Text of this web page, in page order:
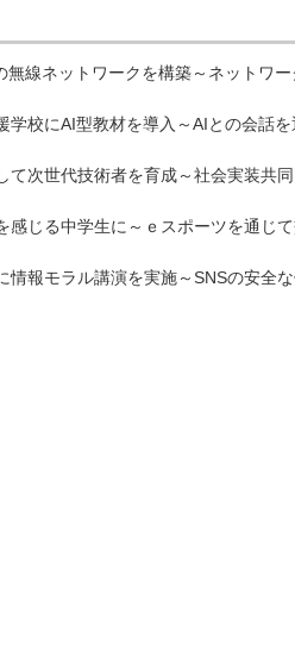
無線ネットワークを構築～ネットワ
学校にAI型教材を導入～AIとの会話
て次世代技術者を育成～社会実装共
感じる中学生に～ｅスポーツを通じ
情報モラル講演を実施～SNSの安全